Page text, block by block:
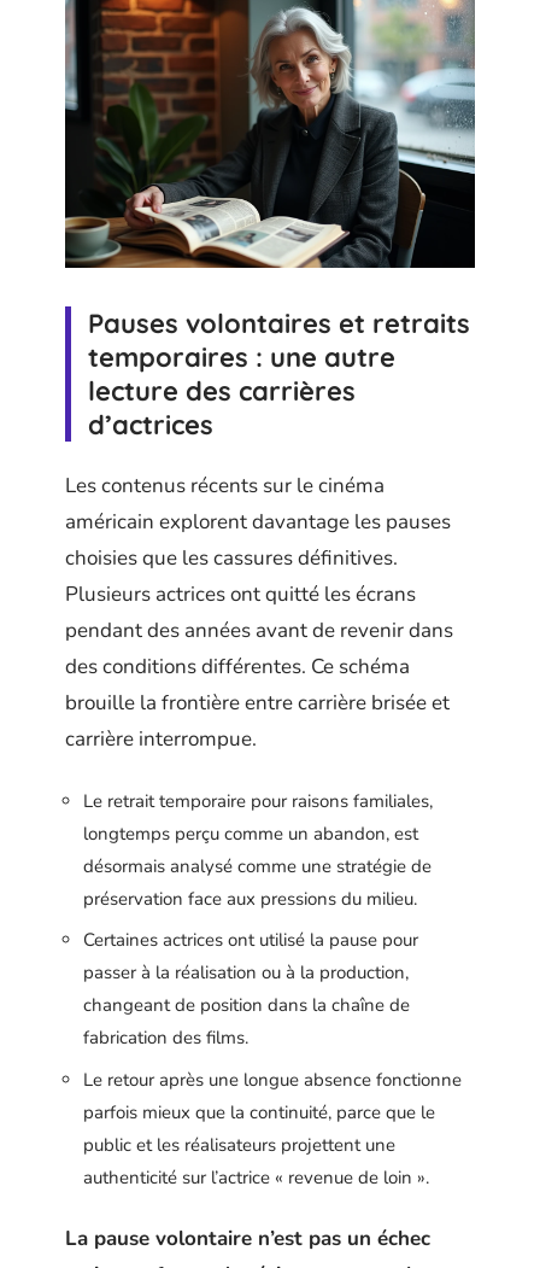
Pauses volontaires et retraits
temporaires : une autre
lecture des carrières
d’actrices
Les contenus récents sur le cinéma
américain explorent davantage les pauses
choisies que les cassures définitives.
Plusieurs actrices ont quitté les écrans
pendant des années avant de revenir dans
des conditions différentes. Ce schéma
brouille la frontière entre carrière brisée et
carrière interrompue.
Le retrait temporaire pour raisons familiales,
longtemps perçu comme un abandon, est
désormais analysé comme une stratégie de
préservation face aux pressions du milieu.
Certaines actrices ont utilisé la pause pour
passer à la réalisation ou à la production,
changeant de position dans la chaîne de
fabrication des films.
Le retour après une longue absence fonctionne
parfois mieux que la continuité, parce que le
public et les réalisateurs projettent une
authenticité sur l’actrice « revenue de loin ».
La pause volontaire n’est pas un échec